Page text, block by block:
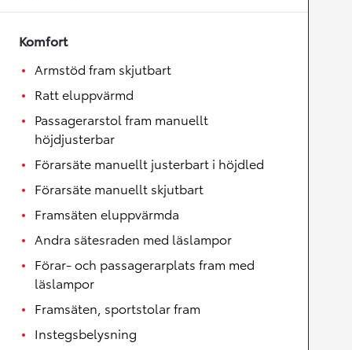
Komfort
Armstöd fram skjutbart
Ratt eluppvärmd
Passagerarstol fram manuellt
höjdjusterbar
Förarsäte manuellt justerbart i höjdled
Förarsäte manuellt skjutbart
Framsäten eluppvärmda
Andra sätesraden med läslampor
Förar- och passagerarplats fram med
läslampor
Framsäten, sportstolar fram
Instegsbelysning